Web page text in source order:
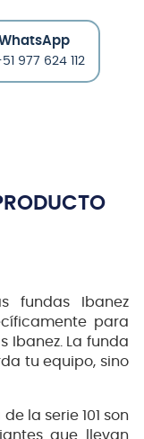
977 624 112
fundas Ibanez
para
Ibanez. La funda
tu equipo, sino
la serie 101 son
que llevan